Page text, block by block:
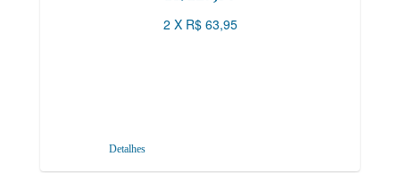
2 X R$ 63,95
Detalhes